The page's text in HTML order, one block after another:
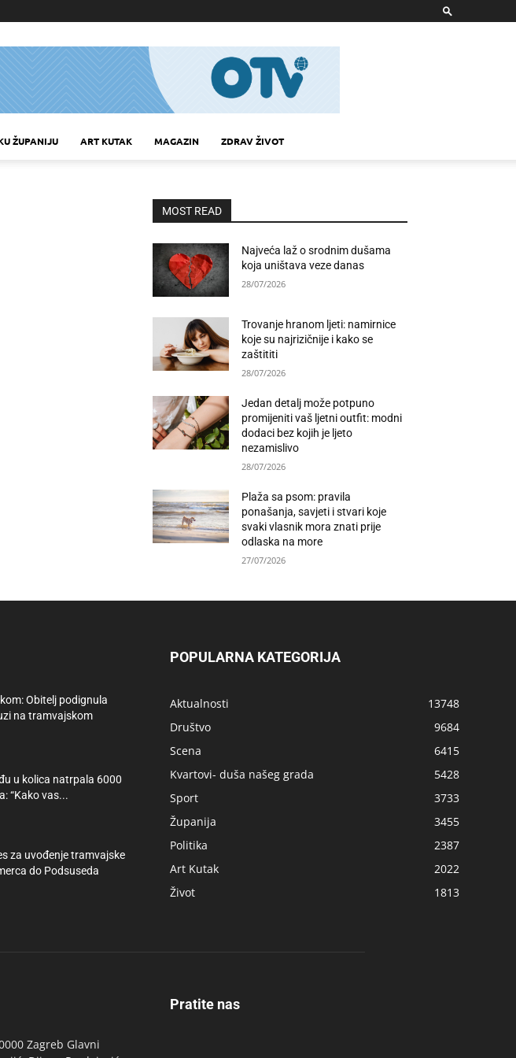
ŽUPANIJU ART KUTAK MAGAZIN ZDRAV ŽIVOT
MOST READ
Najveća laž o srodnim dušama
koja uništava veze danas
28/07/2026
Trovanje hranom ljeti: namirnice
koje su najrizičnije i kako se
zaštititi
28/07/2026
Jedan detalj može potpuno
promijeniti vaš ljetni outfit: modni
dodaci bez kojih je ljeto
nezamislivo
28/07/2026
Plaža sa psom: pravila
ponašanja, savjeti i stvari koje
svaki vlasnik mora znati prije
odlaska na more
27/07/2026
Obitelj podignula
na tramvajskom
u kolica natrpala 6000
“Kako vas...
za uvođenje tramvajske
do Podsuseda
POPULARNA KATEGORIJA
Aktualnosti
13748
Društvo
9684
Scena
6415
Kvartovi- duša našeg grada
5428
Sport
3733
Županija
3455
Politika
2387
Art Kutak
2022
Život
1813
Zagreb Glavni
Pratite nas